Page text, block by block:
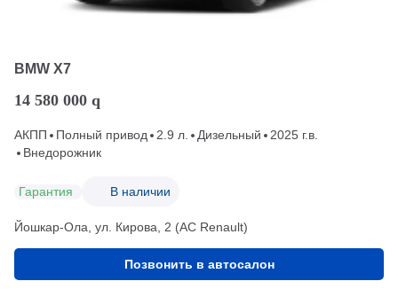
BMW X7
14 580 000 q
АКПП Полный привод 2.9 л. Дизельный
2025 г.в.
Внедорожник
Гарантия В наличии
Йошкар-Ола, ул. Кирова, 2 (АС Renault)
Позвонить в автосалон